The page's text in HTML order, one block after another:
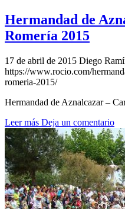
Hermandad de
Romería 2015
17 de abril de 2015 Diego
https://www.rocio.com/
romeria-2015/
Hermandad de Aznalcazar –
Leer más Deja un comentario